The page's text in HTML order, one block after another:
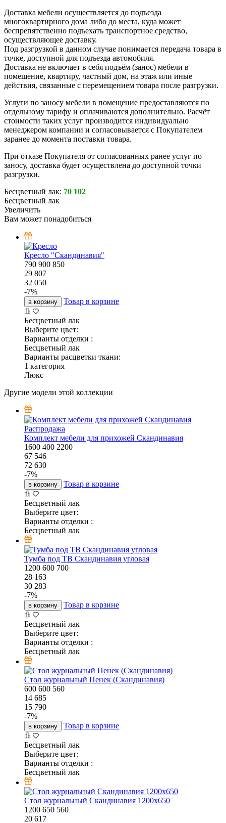
Доставка мебели осуществляется до подъезда
многоквартирного дома либо до места, куда может
беспрепятственно подъехать транспортное средство,
осуществляющее доставку.
Под разгрузкой в данном случае понимается передача товара в
точке, доступной для подъезда автомобиля.
Доставка не включает в себя подъём (занос) мебели в
помещение, квартиру, частный дом, на этаж или иные
действия, связанные с перемещением товара после разгрузки.
Услуги по заносу мебели в помещение предоставляются по
отдельному тарифу и оплачиваются дополнительно. Расчёт
стоимости таких услуг производится индивидуально
менеджером компании и согласовывается с Покупателем
заранее до момента поставки товара.
При отказе Покупателя от согласованных ранее услуг по
заносу, доставка будет осуществлена до доступной точки
разгрузки.
Бесцветный лак: 70 102
Бесцветный лак
Увеличить
Вам может понадобиться
Кресло "Скандинавия"
790 900 850
29 807
32 050
-7%
в корзину Товар в корзине
Бесцветный лак
Выберите цвет:
Варианты отделки :
Бесцветный лак
Варианты расцветки ткани:
1 категория
Люкс
Другие модели этой коллекции
Распродажа
Комплект мебели для прихожей Скандинавия
1600 400 2200
67 546
72 630
-7%
в корзину Товар в корзине
Бесцветный лак
Выберите цвет:
Варианты отделки :
Бесцветный лак
Тумба под ТВ Скандинавия угловая
1200 600 700
28 163
30 283
-7%
в корзину Товар в корзине
Бесцветный лак
Выберите цвет:
Варианты отделки :
Бесцветный лак
Стол журнальный Пенек (Скандинавия)
600 600 560
14 685
15 790
-7%
в корзину Товар в корзине
Бесцветный лак
Выберите цвет:
Варианты отделки :
Бесцветный лак
Стол журнальный Скандинавия 1200х650
1200 650 560
20 617